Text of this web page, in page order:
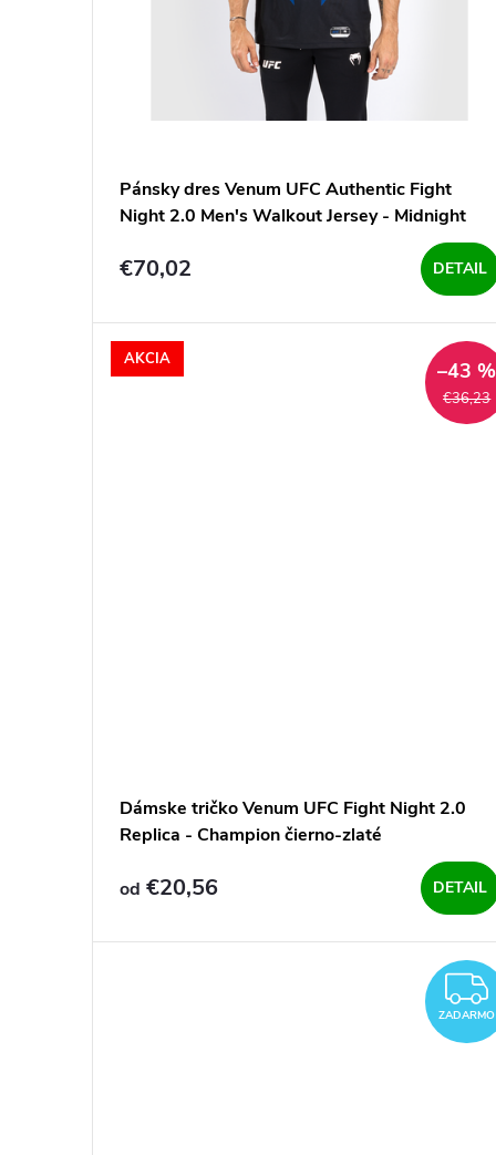
v
v
Pánsky dres Venum UFC Authentic Fight
Night 2.0 Men's Walkout Jersey - Midnight
€70,02 DETAIL
AKCIA
€36,23
–43 %
Dámske tričko Venum UFC Fight Night 2.0
Replica - Champion čierno-zlaté
od €20,56 DETAIL
ZADARMO